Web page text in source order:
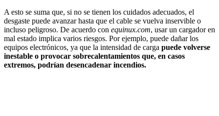
A esto se suma que, si no se tienen los cuidados adecuados, el
desgaste puede avanzar hasta que el cable se vuelva inservible o
incluso peligroso. De acuerdo con equinux.com, usar un cargador en
mal estado implica varios riesgos. Por ejemplo, puede dañar los
equipos electrónicos, ya que la intensidad de carga puede volverse
inestable o provocar sobrecalentamientos que, en casos
extremos, podrían desencadenar incendios.